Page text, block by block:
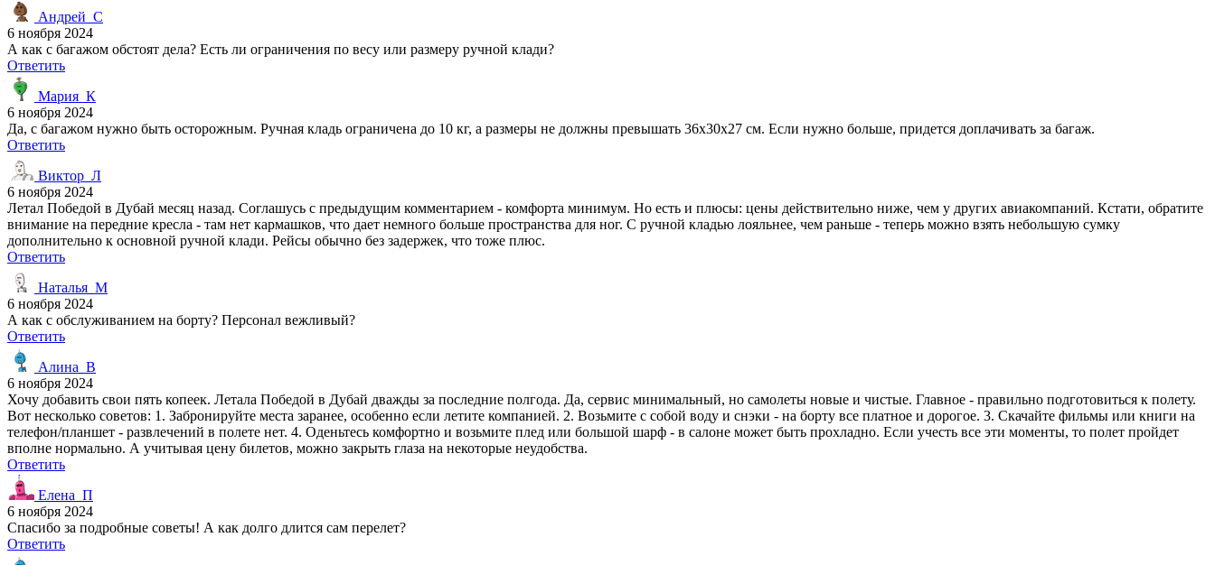
Андрей_С
6 ноября 2024
А как с багажом обстоят дела? Есть ли ограничения по весу или размеру ручной клади?
Ответить
Мария_К
6 ноября 2024
Да, с багажом нужно быть осторожным. Ручная кладь ограничена до 10 кг, а размеры не должны превышать 36x30x27 см. Если нужно больше, придется доплачивать за багаж.
Ответить
Виктор_Л
6 ноября 2024
Летал Победой в Дубай месяц назад. Соглашусь с предыдущим комментарием - комфорта минимум. Но есть и плюсы: цены действительно ниже, чем у других авиакомпаний. Кстати, обратите
внимание на передние кресла - там нет кармашков, что дает немного больше пространства для ног. С ручной кладью лояльнее, чем раньше - теперь можно взять небольшую сумку
дополнительно к основной ручной клади. Рейсы обычно без задержек, что тоже плюс.
Ответить
Наталья_М
6 ноября 2024
А как с обслуживанием на борту? Персонал вежливый?
Ответить
Алина_В
6 ноября 2024
Хочу добавить свои пять копеек. Летала Победой в Дубай дважды за последние полгода. Да, сервис минимальный, но самолеты новые и чистые. Главное - правильно подготовиться к полету.
Вот несколько советов: 1. Забронируйте места заранее, особенно если летите компанией. 2. Возьмите с собой воду и снэки - на борту все платное и дорогое. 3. Скачайте фильмы или книги на
телефон/планшет - развлечений в полете нет. 4. Оденьтесь комфортно и возьмите плед или большой шарф - в салоне может быть прохладно. Если учесть все эти моменты, то полет пройдет
вполне нормально. А учитывая цену билетов, можно закрыть глаза на некоторые неудобства.
Ответить
Елена_П
6 ноября 2024
Спасибо за подробные советы! А как долго длится сам перелет?
Ответить